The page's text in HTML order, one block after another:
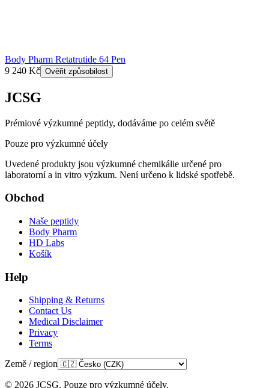
Body Pharm Retatrutide 64 Pen
9 240 Kč Ověřit způsobilost
JCSG
Prémiové výzkumné peptidy, dodáváme po celém světě
Pouze pro výzkumné účely
Uvedené produkty jsou výzkumné chemikálie určené pro
laboratorní a in vitro výzkum. Není určeno k lidské spotřebě.
Obchod
Naše peptidy
Body Pharm
HD Labs
Košík
Help
Shipping & Returns
Contact Us
Medical Disclaimer
Privacy
Terms
Země / region
© 2026 JCSG. Pouze pro výzkumné účely.